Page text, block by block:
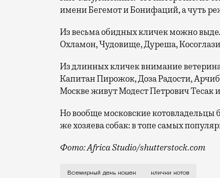
имени Бегемот и Бонифаций, а чуть
Из весьма обидных кличек можно
Охламон, Чудовище, Дуреша,
Из длинных кличек внимание
Капитан Пирожок, Доза Радости,
Москве живут Модест Петрович Тесак
Но вообще московские котовладельцы
же хозяева собак: в топе самых
Фото: Africa Studio/shutterstock.com
Сегодня отмечается, пожалуй, один
Всемирный день кошек клички котов